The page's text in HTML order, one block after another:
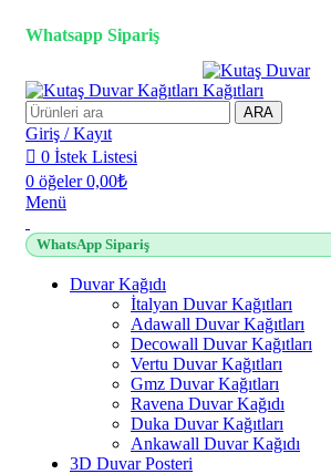
Whatsapp Sipariş
ARA
Giriş / Kayıt
0 İstek Listesi
0 öğeler 0,00₺
Menü
WhatsApp Sipariş
Duvar Kağıdı
İtalyan Duvar Kağıtları
Adawall Duvar Kağıtları
Decowall Duvar Kağıtları
Vertu Duvar Kağıtları
Gmz Duvar Kağıtları
Ravena Duvar Kağıdı
Duka Duvar Kağıtları
Ankawall Duvar Kağıdı
3D Duvar Posteri